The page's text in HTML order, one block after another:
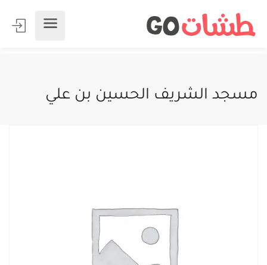
مسجد الشريف الحسين بن علي